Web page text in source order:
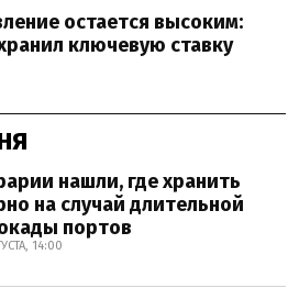
остается высоким:
ключевую ставку
нашли, где хранить
на случай длительной
портов
14:00